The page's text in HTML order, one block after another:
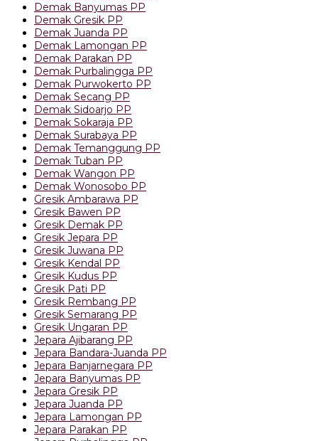
Demak Banyumas PP
Demak Gresik PP
Demak Juanda PP
Demak Lamongan PP
Demak Parakan PP
Demak Purbalingga PP
Demak Purwokerto PP
Demak Secang PP
Demak Sidoarjo PP
Demak Sokaraja PP
Demak Surabaya PP
Demak Temanggung PP
Demak Tuban PP
Demak Wangon PP
Demak Wonosobo PP
Gresik Ambarawa PP
Gresik Bawen PP
Gresik Demak PP
Gresik Jepara PP
Gresik Juwana PP
Gresik Kendal PP
Gresik Kudus PP
Gresik Pati PP
Gresik Rembang PP
Gresik Semarang PP
Gresik Ungaran PP
Jepara Ajibarang PP
Jepara Bandara-Juanda PP
Jepara Banjarnegara PP
Jepara Banyumas PP
Jepara Gresik PP
Jepara Juanda PP
Jepara Lamongan PP
Jepara Parakan PP